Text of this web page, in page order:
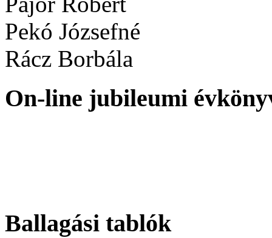
Pekó Józsefné
Rácz Borbála
On-line jubileumi
Ballagási tablók